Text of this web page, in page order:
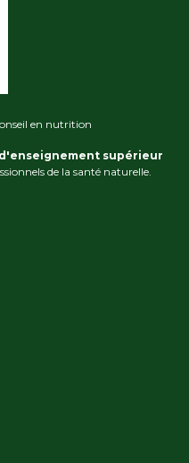
en nutrition
supérieur
de la santé naturelle.